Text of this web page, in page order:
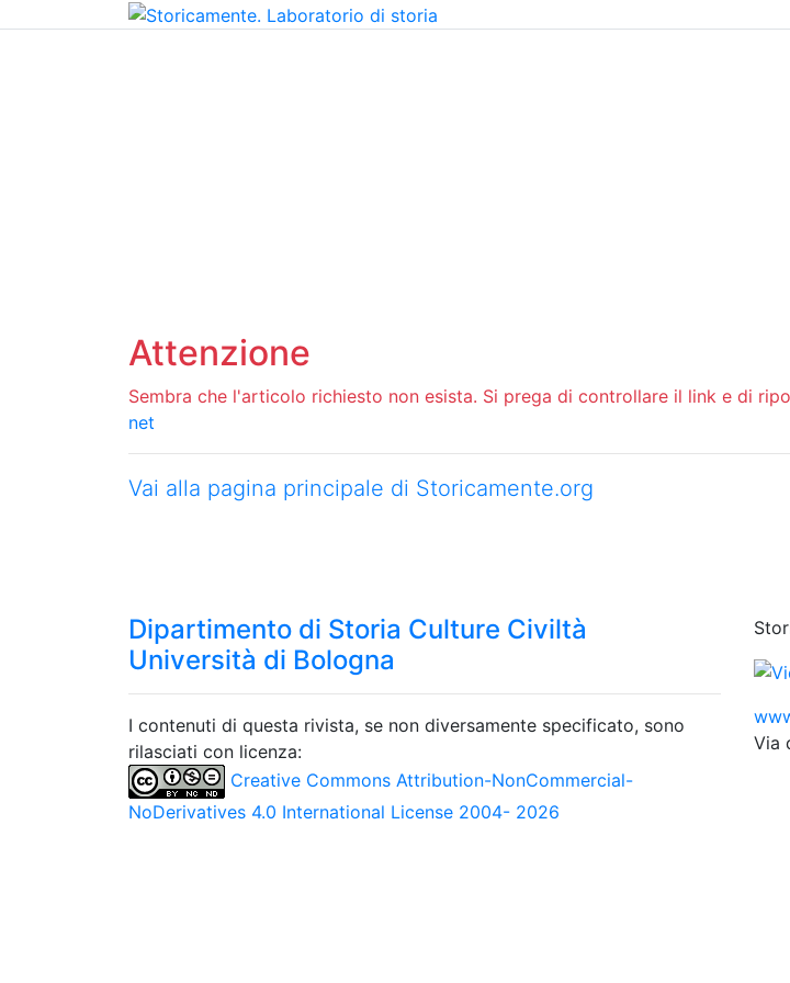
Attenzione
Sembra che l'articolo richiesto non esista. Si prega di controllare il link e di
net
Vai alla pagina principale di Storicamente.org
Dipartimento di Storia Culture Civiltà
Università di Bologna
I contenuti di questa rivista, se non diversamente specificato, sono
rilasciati con licenza:
Creative Commons Attribution-NonCommercial-
NoDerivatives 4.0 International License 2004- 2026
Via